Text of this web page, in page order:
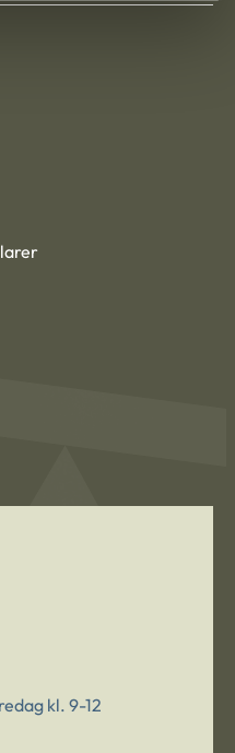
kl. 9-12